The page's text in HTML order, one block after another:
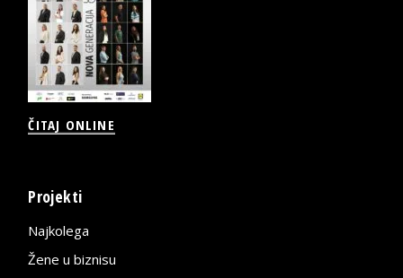
ČITAJ ONLINE
Projekti
Najkolega
Žene u biznisu